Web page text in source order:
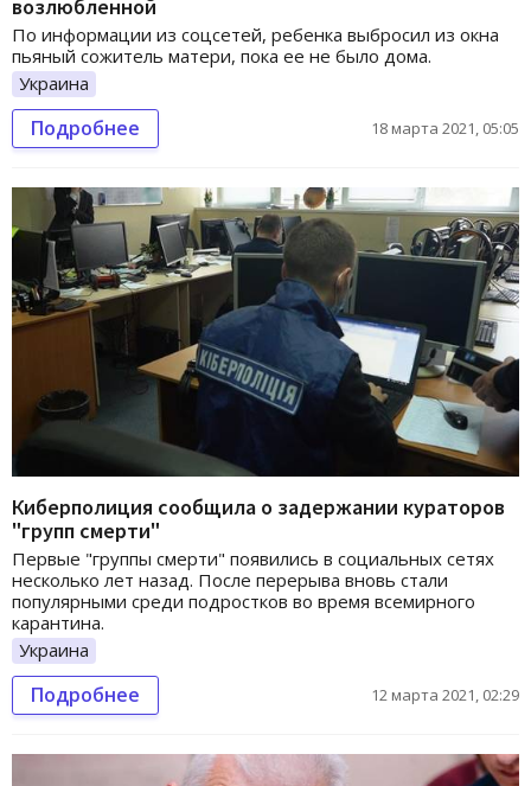
возлюбленной
По информации из соцсетей, ребенка выбросил из окна
пьяный сожитель матери, пока ее не было дома.
Украина
Подробнее 18 марта 2021, 05:05
Киберполиция сообщила о задержании кураторов
"групп смерти"
Первые "группы смерти" появились в социальных сетях
несколько лет назад. После перерыва вновь стали
популярными среди подростков во время всемирного
карантина.
Украина
Подробнее 12 марта 2021, 02:29